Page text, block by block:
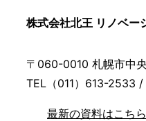
株式会社北王 リノベー
〒060-0010 札幌市中
TEL（011）613-2533
最新の資料はこちら